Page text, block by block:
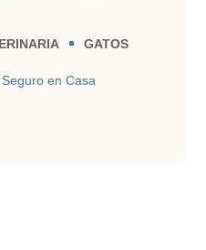
GATOS
en Casa